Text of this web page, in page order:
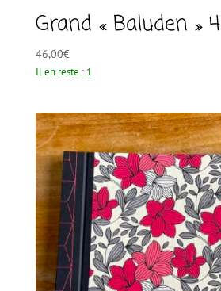
Grand « Baluden » 4
46,00€
Il en reste : 1